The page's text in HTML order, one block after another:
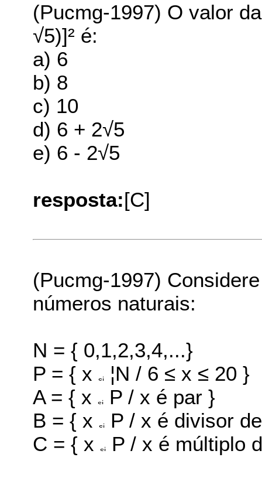
(Pucmg-1997) O valor
√5)]² é:
a) 6
b) 8
c) 10
d) 6 + 2√5
e) 6 - 2√5
resposta:[C]
(Pucmg-1997)
números naturais:
N = { 0,1,2,3,4,...}
P = { x ¦N / 6 ≤ x ≤ 20 }
A = { x P / x é par }
B = { x P / x é divisor
C = { x P / x é múltiplo